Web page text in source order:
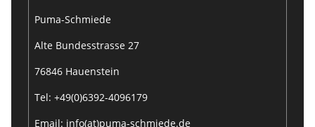
Puma-Schmiede
Alte Bundesstrasse 27
76846 Hauenstein
Tel: +49(0)6392-4096179
Email: info(at)puma-schmiede.de